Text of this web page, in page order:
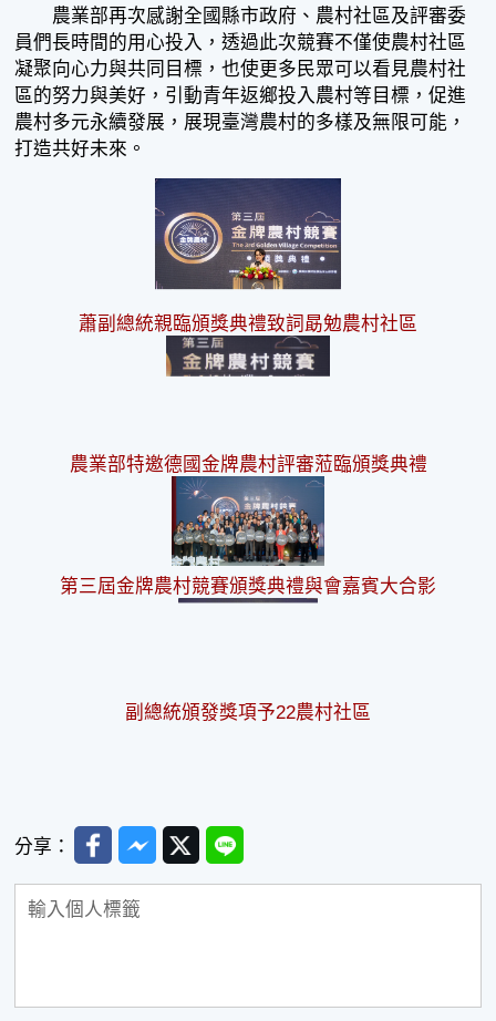
農業部再次感謝全國縣市政府、農村社區及評審委
員們長時間的用心投入，透過此次競賽不僅使農村社區
凝聚向心力與共同目標，也使更多民眾可以看見農村社
區的努力與美好，引動青年返鄉投入農村等目標，促進
農村多元永續發展，展現臺灣農村的多樣及無限可能，
打造共好未來。
蕭副總統親臨頒獎典禮致詞勗勉農村社區
農業部特邀德國金牌農村評審蒞臨頒獎典禮
第三屆金牌農村競賽頒獎典禮與會嘉賓大合影
副總統頒發獎項予22農村社區
分享： FacebookMessenger
TwitterLine